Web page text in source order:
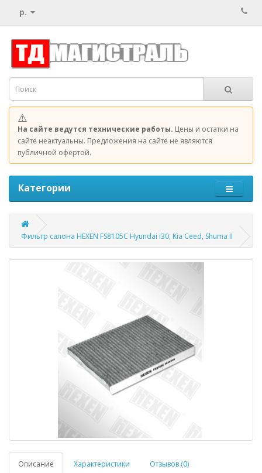
р.
⚠️
На сайте ведутся технические работы. Цены и остатки на
сайте неактуальны. Предложения на сайте не являются
публичной офертой.
Категории
Фильтр салона HEXEN FS8105C Hyundai i30, Kia Ceed, Shuma II
Описание Характеристики Отзывов (0)